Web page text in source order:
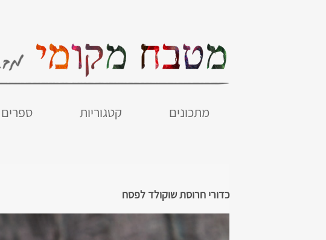
מתכונים קטגוריות ספרים
כדורי חרוסת שוקולד לפסח